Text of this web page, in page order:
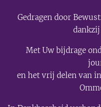
Gedragen door
dankzij
Met Uw bijdrage
en het vrij delen van